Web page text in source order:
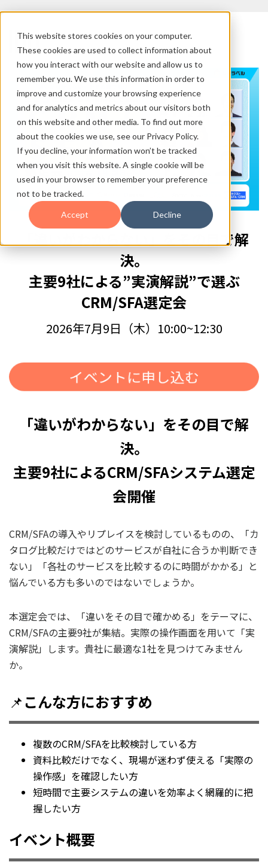
This website stores cookies on your computer.
These cookies are used to collect information about
how you interact with our website and allow us to
remember you. We use this information in order to
improve and customize your browsing experience
and for analytics and metrics about our visitors both
on this website and other media. To find out more
about the cookies we use, see our Privacy Policy.
If you decline, your information won’t be tracked
when you visit this website. A single cookie will be
used in your browser to remember your preference
not to be tracked.
Accept Decline
「違いがわからない」をその目で解
決。
主要9社による”実演解説”で選ぶ
CRM/SFA選定会
2026年7月9日（木）10:00~12:30
「違いがわからない」をその目で解
決。
主要9社によるCRM/SFAシステム選定
会開催
CRM/SFAの導入やリプレイスを検討しているものの、「カ
タログ比較だけではどのサービスが自社に合うか判断でき
ない」「各社のサービスを比較するのに時間がかかる」と
悩んでいる方も多いのではないでしょうか。
本選定会では、「違いをその目で確かめる」をテーマに、
CRM/SFAの主要9社が集結。実際の操作画面を用いて「実
演解説」します。貴社に最適な1社を見つけてみません
か。
📌こんな方におすすめ
複数のCRM/SFAを比較検討している方
資料比較だけでなく、現場が迷わず使える「実際の
操作感」を確認したい方
短時間で主要システムの違いを効率よく網羅的に把
握したい方
イベント概要